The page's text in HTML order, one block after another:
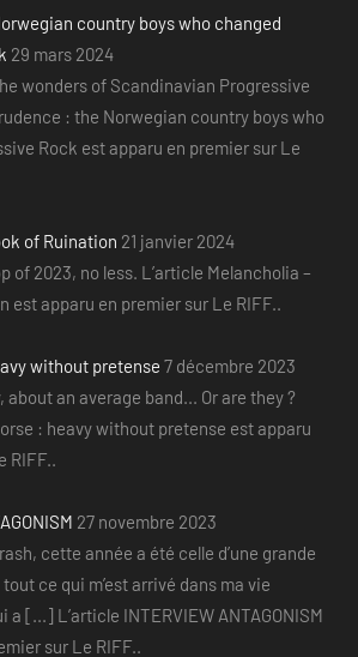
country boys who changed
29 mars 2024
wonders of Scandinavian Progressive
: the Norwegian country boys who
Rock est apparu en premier sur Le
of Ruination 21 janvier 2024
of 2023, no less. L’article Melancholia –
est apparu en premier sur Le RIFF..
without pretense 7 décembre 2023
about an average band... Or are they ?
: heavy without pretense est apparu
RIFF..
27 novembre 2023
cette année a été celle d’une grande
ce qui m’est arrivé dans ma vie
a [...] L’article INTERVIEW ANTAGONISM
sur Le RIFF..